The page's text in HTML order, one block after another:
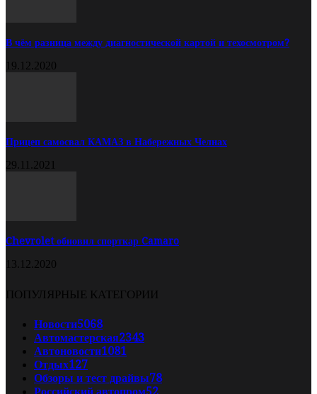
В чём разница между диагностической картой и техосмотром?
19.12.2020
Прицеп самосвал КАМАЗ в Набережных Челнах
29.11.2021
Chevrolet обновил спорткар Camaro
13.12.2020
ПОПУЛЯРНЫЕ КАТЕГОРИИ
Новости5068
Автомастерская2343
Автоновости1081
Отдых127
Обзоры и тест драйвы78